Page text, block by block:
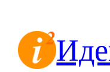
содержимому